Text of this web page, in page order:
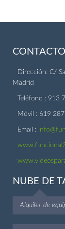
CONTACTO
Dirección: C/
Madrid
Teléfono : 913
Móvil : 619
Email :
NUBE DE
Alquiler de